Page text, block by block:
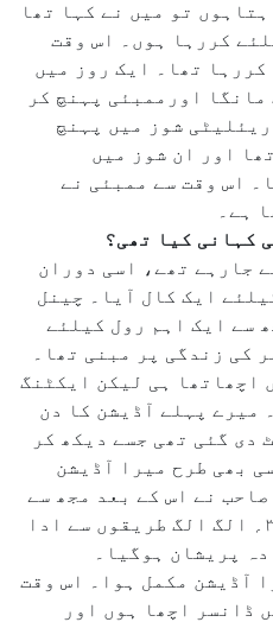
تو میں نے کہا تھا
کررہا ہوں۔ اس وقت
تھا۔ ایک روز میں
کا وقت مانگا اورممبئی پہنچ کر
شوز میں پہنچ
اور ان شوز میں
اس وقت سے ممبئی نے
ہے۔
کہانی کیا تھی؟
جارہے تھے، اسی دوران
کیلئے ایک کال آیا۔ چینل
سے ایک اہم رول کیلئے
کی زندگی پر مبنی تھا۔
اچھاتھا ہی لیکن ایکٹنگ
میرے پہلے آڈیشن کا دن
دی گئی تھی جسے دیکھ کر
بھی طرح میرا آڈیشن
نے اس کے بعد مجھ سے
کہاکہ اب اسی اسکرپٹ کو ۳؍ الگ الگ طریقوں سے ادا
پریشان ہوگیا۔
میرا آڈیشن مکمل ہوا۔ اس وقت
ڈانسر اچھا ہوں اور